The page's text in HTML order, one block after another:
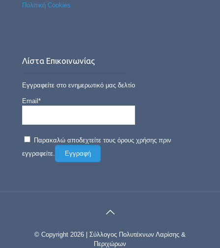
Πολιτική Cookies
Λίστα Επικοινωνίας
Εγγραφείτε στο ενημερωτικό μας δελτίο
Email*
Παρακαλώ αποδεχτείτε τους όρους χρήσης πριν
εγγραφείτε.
© Copyright 2026 | Σύλλογος Πολυτέκνων Λαρίσης &
Περιχώρων